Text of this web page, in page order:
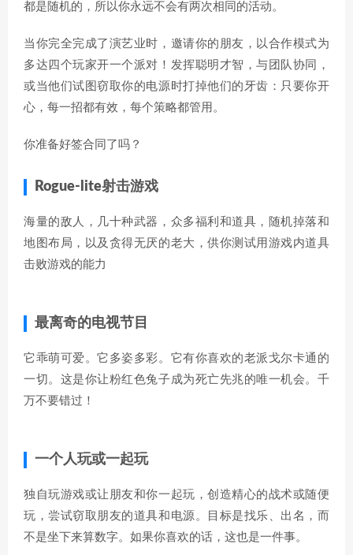
都是随机的，所以你永远不会有两次相同的活动。
当你完全完成了演艺业时，邀请你的朋友，以合作模式为
多达四个玩家开一个派对！发挥聪明才智，与团队协同，
或当他们试图窃取你的电源时打掉他们的牙齿：只要你开
心，每一招都有效，每个策略都管用。
你准备好签合同了吗？
Rogue-lite射击游戏
海量的敌人，几十种武器，众多福利和道具，随机掉落和
地图布局，以及贪得无厌的老大，供你测试用游戏内道具
击败游戏的能力
最离奇的电视节目
它乖萌可爱。它多姿多彩。它有你喜欢的老派戈尔卡通的
一切。这是你让粉红色兔子成为死亡先兆的唯一机会。千
万不要错过！
一个人玩或一起玩
独自玩游戏或让朋友和你一起玩，创造精心的战术或随便
玩，尝试窃取朋友的道具和电源。目标是找乐、出名，而
不是坐下来算数字。如果你喜欢的话，这也是一件事。